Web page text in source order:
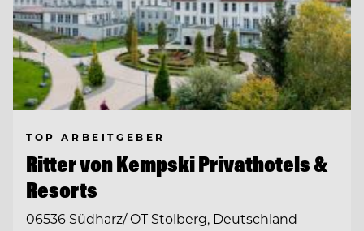
TOP ARBEITGEBER
Ritter von Kempski Privathotels &
Resorts
06536 Südharz/ OT Stolberg, Deutschland